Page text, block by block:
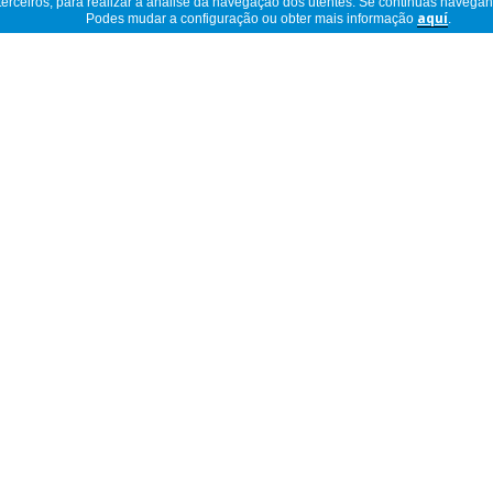
Podes mudar a configuração ou obter mais informação aquí.